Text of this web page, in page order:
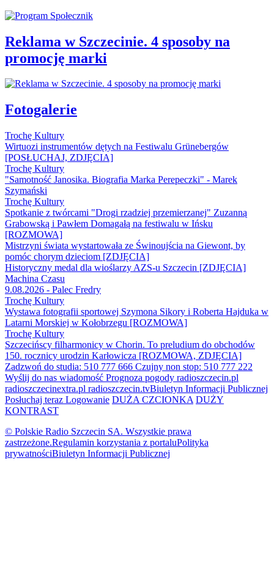
Reklama w Szczecinie. 4 sposoby na
promocję marki
Fotogalerie
Trochę Kultury
Wirtuozi instrumentów dętych na Festiwalu Grünebergów
[POSŁUCHAJ, ZDJĘCIA]
Trochę Kultury
"Samotność Janosika. Biografia Marka Perepeczki" - Marek
Szymański
Trochę Kultury
Spotkanie z twórcami "Drogi rzadziej przemierzanej" Zuzanną
Grabowską i Pawłem Domagałą na festiwalu w Ińsku
[ROZMOWA]
Mistrzyni świata wystartowała ze Świnoujścia na Giewont, by
pomóc chorym dzieciom [ZDJĘCIA]
Historyczny medal dla wioślarzy AZS-u Szczecin [ZDJĘCIA]
Machina Czasu
9.08.2026 - Palec Fredry
Trochę Kultury
Wystawa fotografii sportowej Szymona Sikory i Roberta Hajduka w
Latarni Morskiej w Kołobrzegu [ROZMOWA]
Trochę Kultury
Szczecińscy filharmonicy w Chorin. To preludium do obchodów
150. rocznicy urodzin Karłowicza [ROZMOWA, ZDJĘCIA]
Zadzwoń do studia: 510 777 666 Czujny non stop: 510 777 222
Wyślij do nas wiadomość Prognoza pogody radioszczecin.pl
radioszczecinextra.pl radioszczecin.tvBiuletyn Informacji Publicznej
Posłuchaj teraz Logowanie DUŻA CZCIONKA DUŻY
KONTRAST
© Polskie Radio Szczecin SA. Wszystkie prawa
zastrzeżone.Regulamin korzystania z portaluPolityka
prywatnościBiuletyn Informacji Publicznej